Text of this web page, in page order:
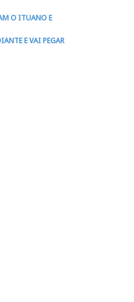
O ITUANO E
E VAI PEGAR